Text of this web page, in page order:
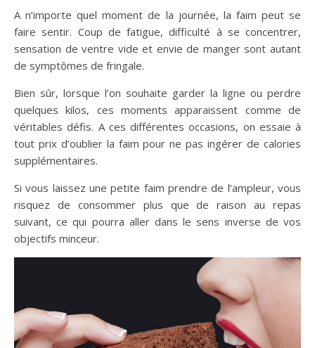
A n’importe quel moment de la journée, la faim peut se
faire sentir. Coup de fatigue, difficulté à se concentrer,
sensation de ventre vide et envie de manger sont autant
de symptômes de fringale.
Bien sûr, lorsque l’on souhaite garder la ligne ou perdre
quelques kilos, ces moments apparaissent comme de
véritables défis. A ces différentes occasions, on essaie à
tout prix d’oublier la faim pour ne pas ingérer de calories
supplémentaires.
Si vous laissez une petite faim prendre de l’ampleur, vous
risquez de consommer plus que de raison au repas
suivant, ce qui pourra aller dans le sens inverse de vos
objectifs minceur.